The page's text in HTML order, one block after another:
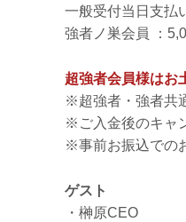
一般受付当日支払
強者ノ巣会員 ：
超強者会員様はお
※超強者・強者共
※ご入金後のキャ
※事前お振込での
ゲスト
・榊原CEO